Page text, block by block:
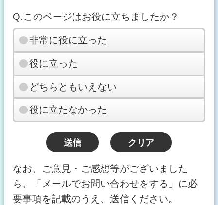
Q.このページはお役に立ちましたか？
非常に役に立った
役に立った
どちらともいえない
役に立たなかった
なお、ご意見・ご感想等がございました
ら、「メールでお問い合わせをする」に必
要事項を記載のうえ、送信ください。